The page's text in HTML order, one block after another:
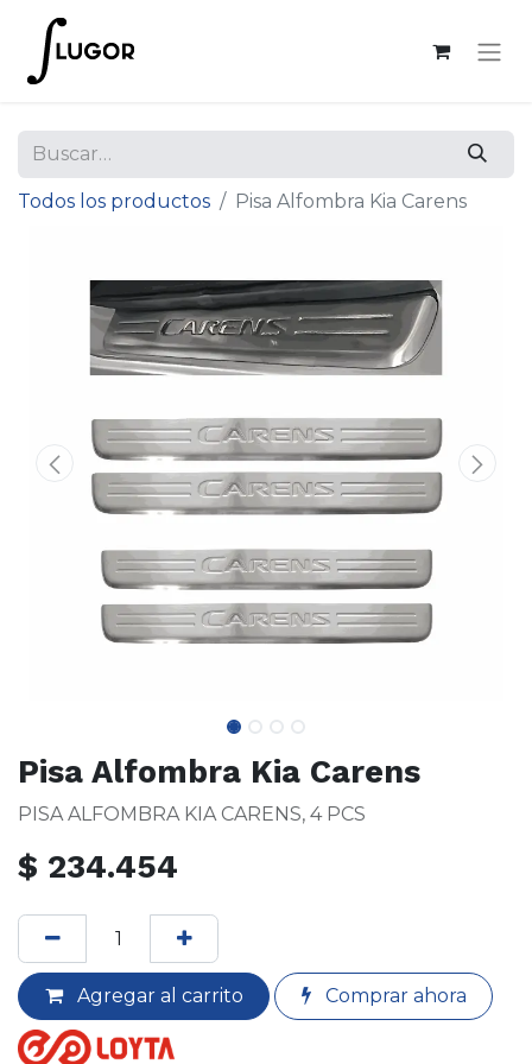
Todos los productos Pisa Alfombra Kia Carens
Pisa Alfombra Kia Carens
PISA ALFOMBRA KIA CARENS, 4 PCS
$ 234.454
Agregar al carrito Comprar ahora